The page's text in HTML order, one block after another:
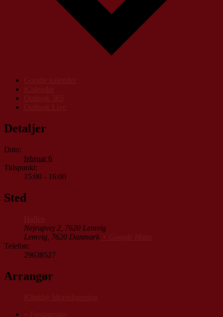
Detaljer
Dato:
februar 6
Tidspunkt:
15:00 - 16:00
Sted
Nejrupvej 2, 7620 Lemvig
Lemvig 7620 Danmark
Telefon:
29638527
Arrangør